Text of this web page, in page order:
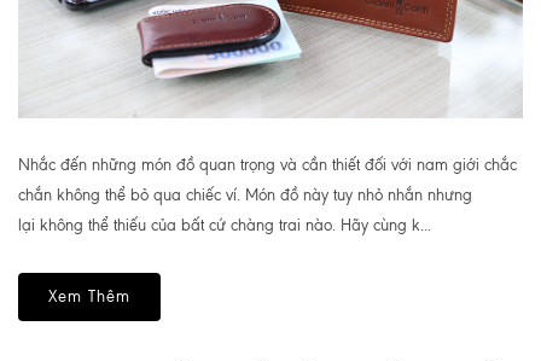
Nhắc đến những món đồ quan trọng và cần thiết đối với nam giới chắc
chắn không thể bỏ qua chiếc ví. Món đồ này tuy nhỏ nhắn nhưng
lại không thể thiếu của bất cứ chàng trai nào. Hãy cùng k...
Xem Thêm